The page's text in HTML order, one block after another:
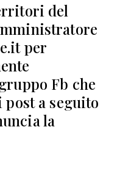
del
per
Fb che
a seguito
la